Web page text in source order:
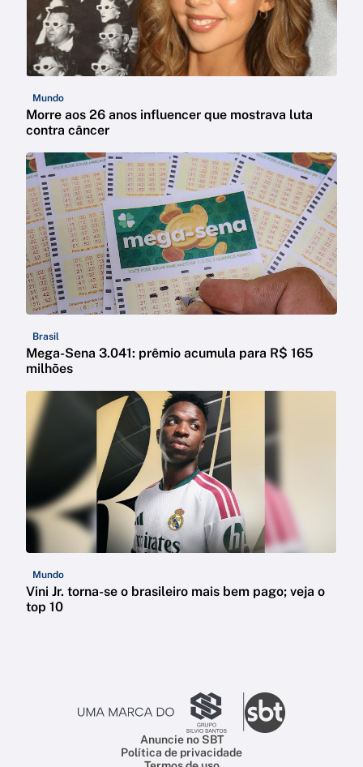
Mundo
Morre aos 26 anos influencer que mostrava luta
contra câncer
Brasil
Mega-Sena 3.041: prêmio acumula para R$ 165
milhões
Mundo
Vini Jr. torna-se o brasileiro mais bem pago; veja o
top 10
Anuncie no SBT
Política de privacidade